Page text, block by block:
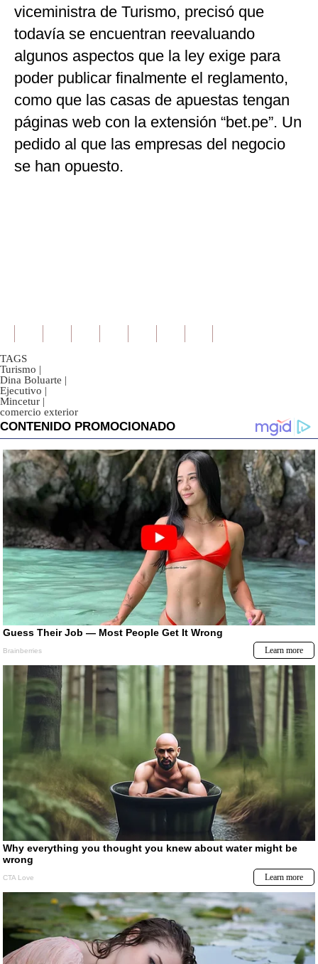
viceministra de Turismo, precisó que
todavía se encuentran reevaluando
algunos aspectos que la ley exige para
poder publicar finalmente el reglamento,
como que las casas de apuestas tengan
páginas web con la extensión “bet.pe”. Un
pedido al que las empresas del negocio
se han opuesto.
TAGS
Turismo |
Dina Boluarte |
Ejecutivo |
Mincetur |
comercio exterior